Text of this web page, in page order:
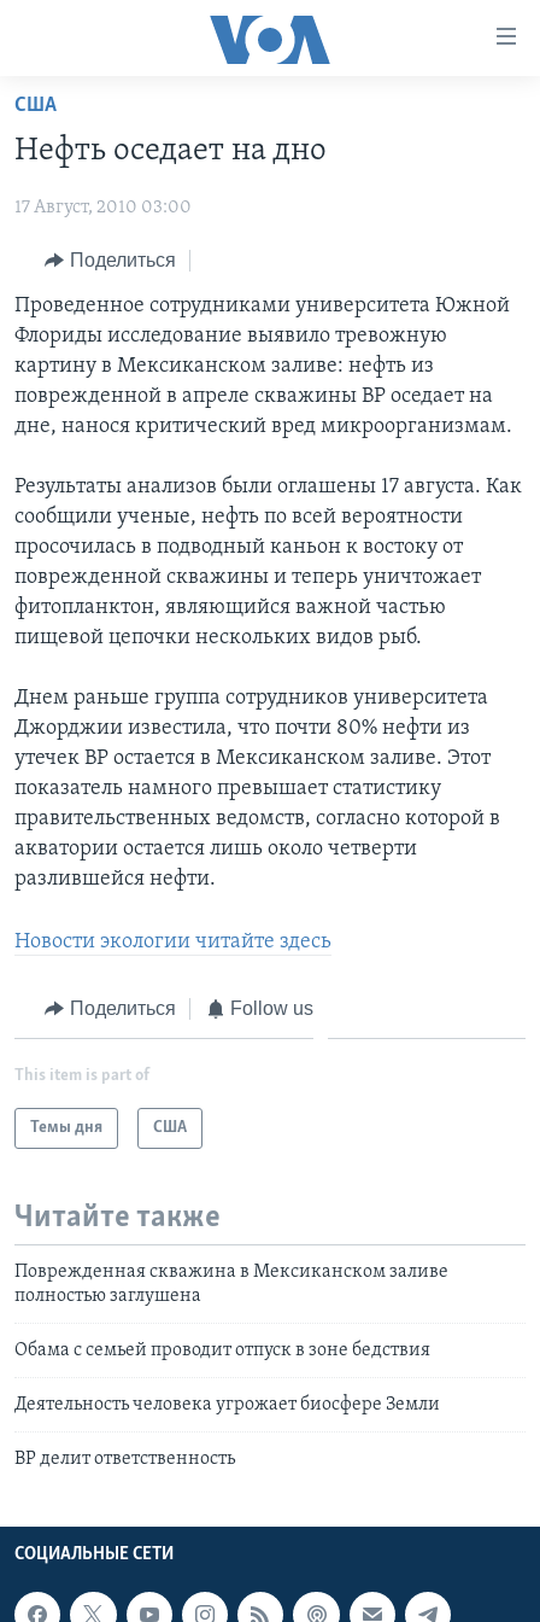
Перейти
основной
Перейти
навигации
Перейти
поиск
ГЛАВНОЕ
ПРОГРАММЫ
АМЕРИКА
НОВОСТИ ЗА МИНУТУ
ИТОГИ
ПОЧЕМУ ЭТО ВАЖНО?
ДИСКУССИЯ VOA
ДЕТАЛИ
НЬЮ-ЙОРК NEW YORK
АМЕРИКА. БОЛЬШОЕ ПУТЕШЕСТВИЕ
ПРОЕКТЫ
УЧИМ АНГЛИЙСКИЙ
НАША АМЕРИКАНСКАЯ ИСТОРИЯ
А КАК В АМЕРИКЕ?
АРТЕФАКТЫ
АМЕРИКАНСКИЕ ГОРОДКИ
ЭКСПЕРТИЗА
ИНТЕРВЬЮ
ФАКТЫ ПРОТИВ ФЕЙКОВ
ЗА СВОБОДУ ПРЕССЫ
УЧИМ АНГЛИЙСКИЙ
ВИДЕО
ПОДПИСКА НА НОВОСТИ
Learning English
СОЦИАЛЬНЫЕ СЕТИ
Языки
США
Нефть оседает на дно
17 Август, 2010 03:00
Поделиться
Проведенное сотрудниками университета Южной
Флориды исследование выявило тревожную
картину в Мексиканском заливе: нефть из
поврежденной в апреле скважины BP оседает на
дне, нанося критический вред микроорганизмам.
Результаты анализов были оглашены 17 августа. Как
сообщили ученые, нефть по всей вероятности
просочилась в подводный каньон к востоку от
поврежденной скважины и теперь уничтожает
фитопланктон, являющийся важной частью
пищевой цепочки нескольких видов рыб.
Днем раньше группа сотрудников университета
Джорджии известила, что почти 80% нефти из
утечек BP остается в Мексиканском заливе. Этот
показатель намного превышает статистику
правительственных ведомств, согласно которой в
акватории остается лишь около четверти
разлившейся нефти.
Новости экологии читайте здесь
Поделиться Follow us
This item is part of
Темы дня США
Читайте также
Поврежденная скважина в Мексиканском заливе
полностью заглушена
Обама с семьей проводит отпуск в зоне бедствия
Деятельность человека угрожает биосфере Земли
ВР делит ответственность
СОЦИАЛЬНЫЕ СЕТИ